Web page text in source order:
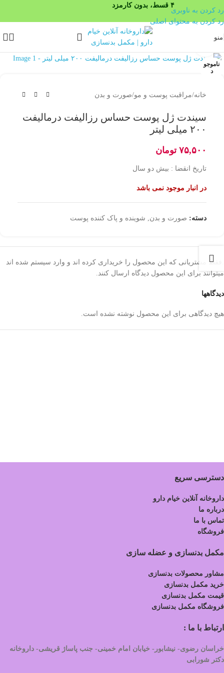
۴ قسط، بدون کارمزد
رد کردن به ناوبری
رد کردن به محتوای اصلی
منو
ناموجو
د
بزرگنمایی تصویر
خانه/مراقبت پوست و مو/صورت و بدن
سیندت ژل پوست حساس رزالیفت درمالیفت
۲۰۰ میلی لیتر
۷۵,۵۰۰ تومان
تاریخ انقضا : بیش دو سال
در انبار موجود نمی باشد
دسته: صورت و بدن شوینده و پاک کننده پوست
دیدگاهها
هیچ دیدگاهی برای این محصول نوشته نشده است.
.فقط مشتریانی که این محصول را خریداری کرده اند و وارد سیستم شده اند
میتوانند برای این محصول دیدگاه ارسال کنند.
دسترسی سریع
داروخانه آنلاین خیام دارو
درباره ما
تماس با ما
فروشگاه
مکمل بدنسازی و عضله سازی
مشاور محصولات بدنسازی
خرید مکمل بدنسازی
قیمت مکمل بدنسازی
فروشگاه مکمل بدنسازی
ارتباط با ما :
خراسان رضوی- نیشابور- خیابان امام خمینی- جنب پاساژ قریشی- داروخانه
دکتر شورابی